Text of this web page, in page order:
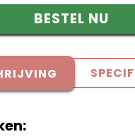
BESTEL NU